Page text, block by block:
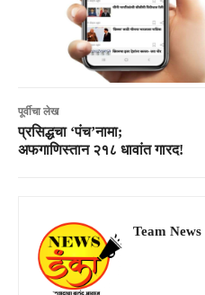
पूर्वीचा लेख
प्रसिद्धचा ‘पंच’नामा;
अफगाणिस्तान २१८ धावांत गारद!
Team News